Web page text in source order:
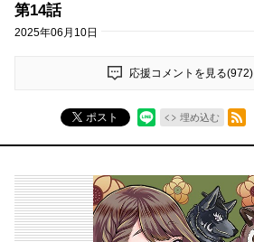
第14話
2025年06月10日
応援コメントを見る(972)
ポスト 埋め込む
RSSフィード